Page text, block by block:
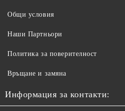
Общи условия
Наши Партньори
Политика за поверителност
Връщане и замяна
Информация за контакти: